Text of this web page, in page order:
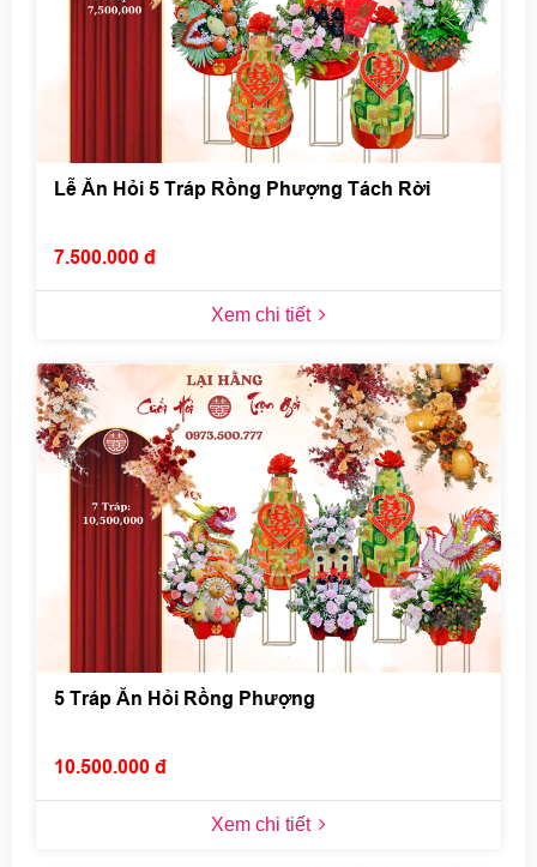
Lễ Ăn Hỏi 5 Tráp Rồng Phượng Tách Rời
7.500.000 đ
Xem chi tiết
5 Tráp Ăn Hỏi Rồng Phượng
10.500.000 đ
Xem chi tiết